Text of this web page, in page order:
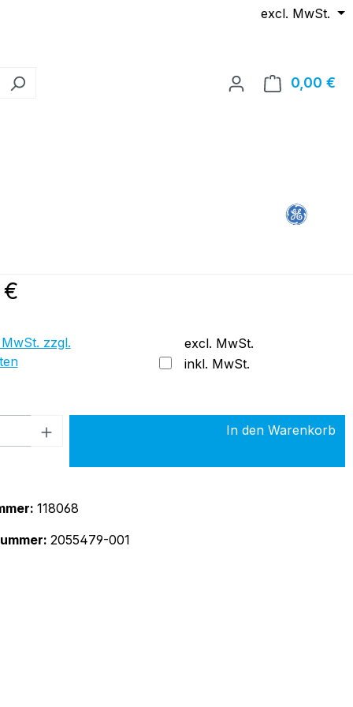
excl. MwSt.
0,00 €
zzgl.
excl. MwSt.
inkl. MwSt.
Gib den gewünschten Wert
In den Warenkorb
118068
2055479-001